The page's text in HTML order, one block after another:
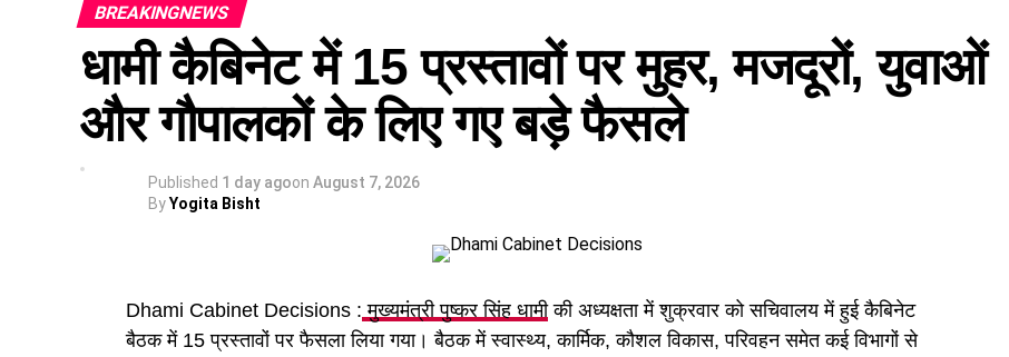
BREAKINGNEWS
धामी कैबिनेट में 15 प्रस्तावों पर मुहर, मजदूरों, युवाओं
और गौपालकों के लिए गए बड़े फैसले
Published 1 day agoon August 7, 2026
ByYogita Bisht
Dhami Cabinet Decisions : मुख्यमंत्री पुष्कर सिंह धामीकी अध्यक्षता में शुक्रवार को सचिवालय में हुई कैबिनेट
बैठक में 15 प्रस्तावों पर फैसला लिया गया। बैठक में स्वास्थ्य, कार्मिक, कौशल विकास, परिवहन समेत कई विभागों से